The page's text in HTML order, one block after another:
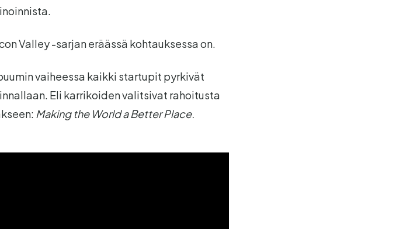
Valley -sarjan eräässä kohtauksessa on.
vaiheessa kaikki startupit pyrkivät
Eli karrikoiden valitsivat rahoitusta
Making the World a Better Place.